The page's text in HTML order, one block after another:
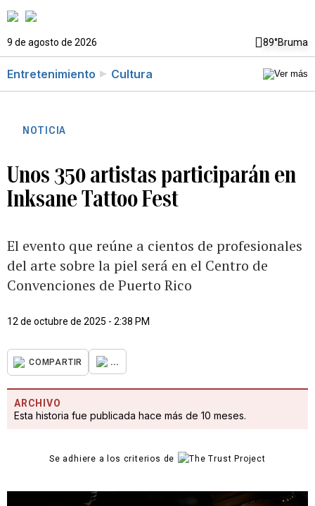
9 de agosto de 2026 89°Bruma
Entretenimiento Cultura
NOTICIA
Unos 350 artistas participarán en
Inksane Tattoo Fest
El evento que reúne a cientos de profesionales
del arte sobre la piel será en el Centro de
Convenciones de Puerto Rico
12 de octubre de 2025 - 2:38 PM
COMPARTIR ...
ARCHIVO
Esta historia fue publicada hace más de 10 meses.
Se adhiere a los criterios de